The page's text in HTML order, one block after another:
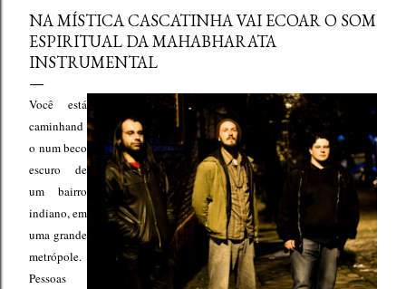
NA MÍSTICA CASCATINHA VAI ECOAR O SOM
ESPIRITUAL DA MAHABHARATA
INSTRUMENTAL
Você está
caminhand
o num beco
escuro de
um bairro
indiano, em
uma grande
metrópole.
Pessoas